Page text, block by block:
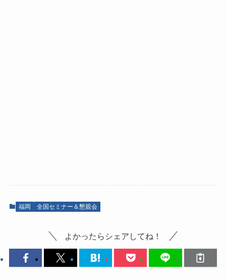
福岡 全国セミナー＆懇親会
よかったらシェアしてね！